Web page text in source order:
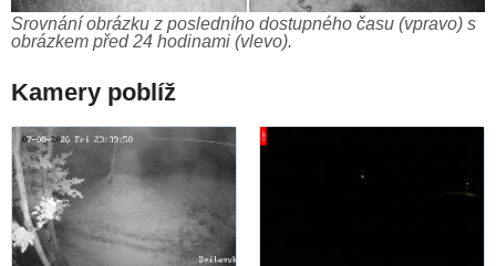
Srovnání obrázku z posledního dostupného času (vpravo) s
obrázkem před 24 hodinami (vlevo).
Kamery poblíž